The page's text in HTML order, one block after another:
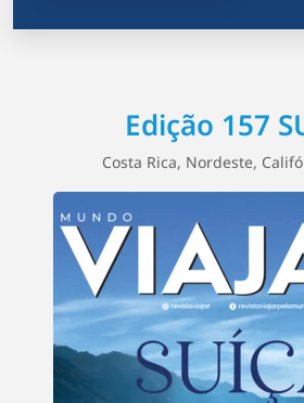
Edição 157
Costa Rica, Nordeste,